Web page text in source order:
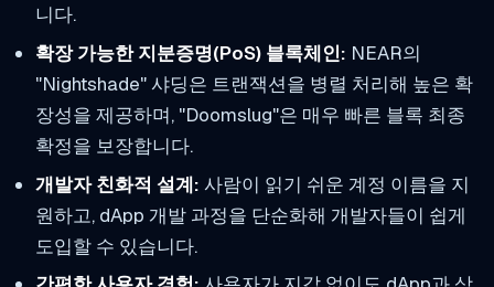
니다.
확장 가능한 지분증명(PoS) 블록체인: NEAR의
"Nightshade" 샤딩은 트랜잭션을 병렬 처리해 높은 확
장성을 제공하며, "Doomslug"은 매우 빠른 블록 최종
확정을 보장합니다.
개발자 친화적 설계: 사람이 읽기 쉬운 계정 이름을 지
원하고, dApp 개발 과정을 단순화해 개발자들이 쉽게
도입할 수 있습니다.